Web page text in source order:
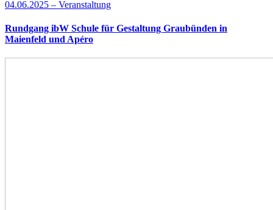
04.06.2025 – Veranstaltung
Rundgang ibW Schule für Gestaltung Graubünden in
Maienfeld und Apéro